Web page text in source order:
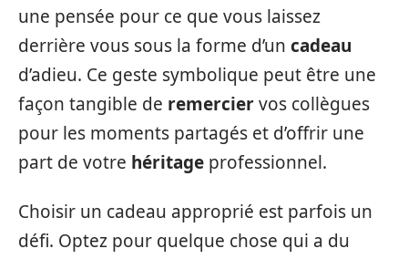
une pensée pour ce que vous laissez
derrière vous sous la forme d’un cadeau
d’adieu. Ce geste symbolique peut être une
façon tangible de remerciervos collègues
pour les moments partagés et d’offrir une
part de votre héritage professionnel.
Choisir un cadeau approprié est parfois un
défi. Optez pour quelque chose qui a du